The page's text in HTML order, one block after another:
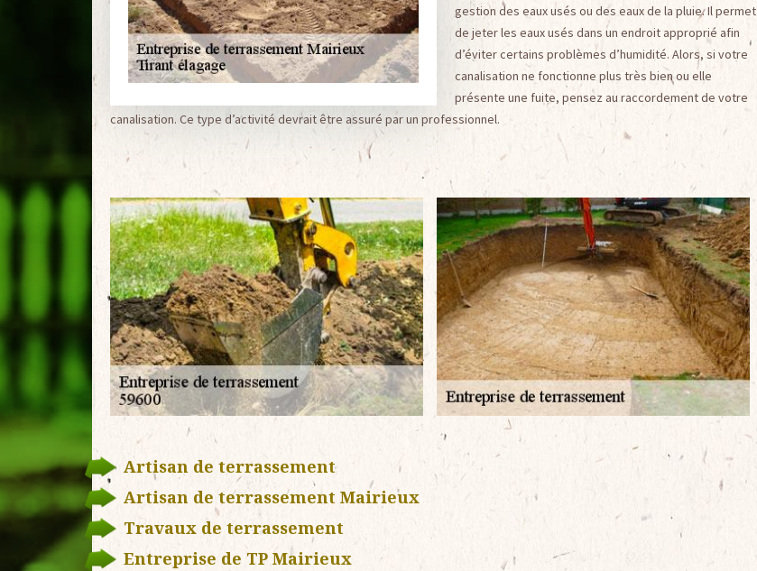
gestion des eaux usés ou des eaux de la pluie. Il permet
de jeter les eaux usés dans un endroit approprié afin
d’éviter certains problèmes d’humidité. Alors, si votre
canalisation ne fonctionne plus très bien ou elle
présente une fuite, pensez au raccordement de votre
canalisation. Ce type d’activité devrait être assuré par un professionnel.
Artisan de terrassement
Artisan de terrassement Mairieux
Travaux de terrassement
Entreprise de TP Mairieux